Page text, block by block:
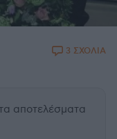
3 ΣΧΟΛΙΑ
αποτελέσματα